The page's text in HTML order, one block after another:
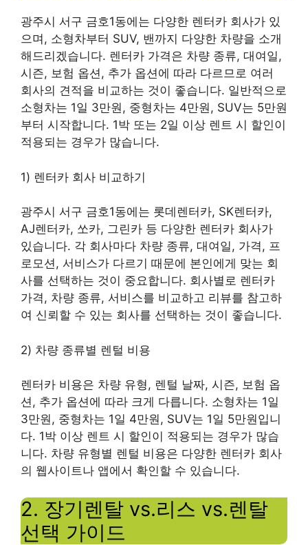
광주시 서구 금호1동에는 다양한 렌터카 회사가 있
으며, 소형차부터 SUV, 밴까지 다양한 차량을 소개
해드리겠습니다. 렌터카 가격은 차량 종류, 대여일,
시즌, 보험 옵션, 추가 옵션에 따라 다르므로 여러
회사의 견적을 비교하는 것이 좋습니다. 일반적으로
소형차는 1일 3만원, 중형차는 4만원, SUV는 5만원
부터 시작합니다. 1박 또는 2일 이상 렌트 시 할인이
적용되는 경우가 많습니다.
1) 렌터카 회사 비교하기
광주시 서구 금호1동에는 롯데렌터카, SK렌터카,
AJ렌터카, 쏘카, 그린카 등 다양한 렌터카 회사가
있습니다. 각 회사마다 차량 종류, 대여일, 가격, 프
로모션, 서비스가 다르기 때문에 본인에게 맞는 회
사를 선택하는 것이 중요합니다. 회사별로 렌터카
가격, 차량 종류, 서비스를 비교하고 리뷰를 참고하
여 신뢰할 수 있는 회사를 선택하는 것이 좋습니다.
2) 차량 종류별 렌털 비용
렌터카 비용은 차량 유형, 렌털 날짜, 시즌, 보험 옵
션, 추가 옵션에 따라 크게 다릅니다. 소형차는 1일
3만원, 중형차는 1일 4만원, SUV는 1일 5만원입니
다. 1박 이상 렌트 시 할인이 적용되는 경우가 많습
니다. 차량 유형별 렌털 비용은 다양한 렌터카 회사
의 웹사이트나 앱에서 확인할 수 있습니다.
2. 장기렌탈 vs.리스 vs.렌탈
선택 가이드